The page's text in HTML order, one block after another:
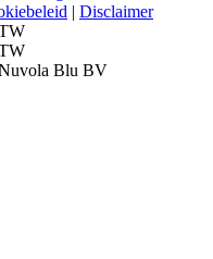
| Disclaimer
Blu BV